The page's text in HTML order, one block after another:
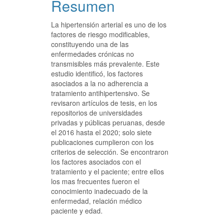
Resumen
La hipertensión arterial es uno de los
factores de riesgo modificables,
constituyendo una de las
enfermedades crónicas no
transmisibles más prevalente. Este
estudio identificó, los factores
asociados a la no adherencia a
tratamiento antihipertensivo. Se
revisaron artículos de tesis, en los
repositorios de universidades
privadas y públicas peruanas, desde
el 2016 hasta el 2020; solo siete
publicaciones cumplieron con los
criterios de selección. Se encontraron
los factores asociados con el
tratamiento y el paciente; entre ellos
los mas frecuentes fueron el
conocimiento inadecuado de la
enfermedad, relación médico
paciente y edad.